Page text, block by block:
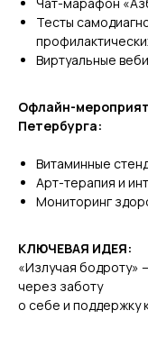
Чат-марафон
Тесты
Виртуальные
Офлайн-
Петербурга:
Витаминные
Арт-терапия и
Мониторинг
КЛЮЧЕВАЯ ИДЕЯ:
«Излучая бодроту»
через заботу
о себе и поддержку